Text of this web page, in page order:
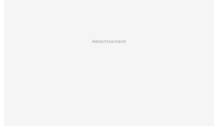
Advertisement